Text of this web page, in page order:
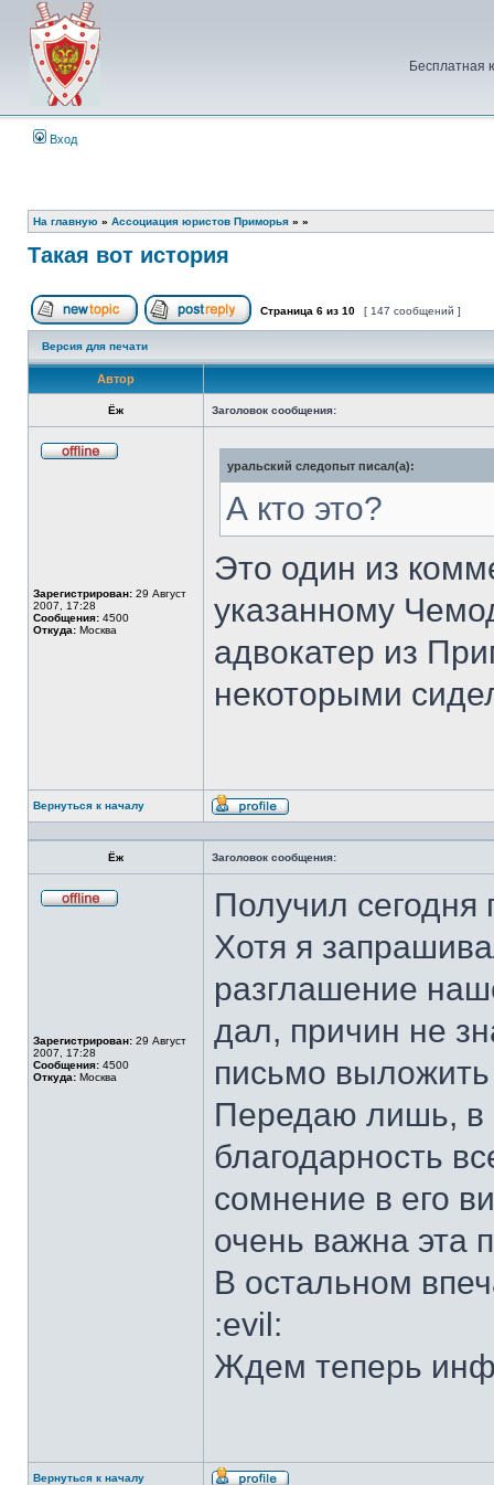
Бесплатная
Вход
На главную » Ассоциация юристов Приморья » »
Такая вот история
Начать новую тему Ответить на тему
Страница 6 из 10 [ 147 сообщений ]
Версия для печати
Автор
Ёж Заголовок сообщения:
Зарегистрирован: 29 Август
2007, 17:28
Сообщения: 4500
Откуда: Москва
уральский следопыт писал(а):
А кто это?
Это один из
указанному
адвокатер из
некоторыми
Вернуться к началу
Профиль
Ёж Заголовок сообщения:
Зарегистрирован: 29 Август
2007, 17:28
Сообщения: 4500
Откуда: Москва
Получил
Хотя я
разглашение
дал, причин не
письмо выложить
Передаю лишь, в
благодарность
сомнение в его
очень важна эта
В остальном
:evil:
Ждем теперь
Вернуться к началу